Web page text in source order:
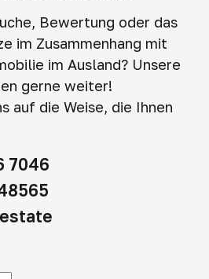
Bewertung oder das
im Zusammenhang mit
im Ausland? Unsere
gerne weiter!
auf die Weise, die Ihnen
7046